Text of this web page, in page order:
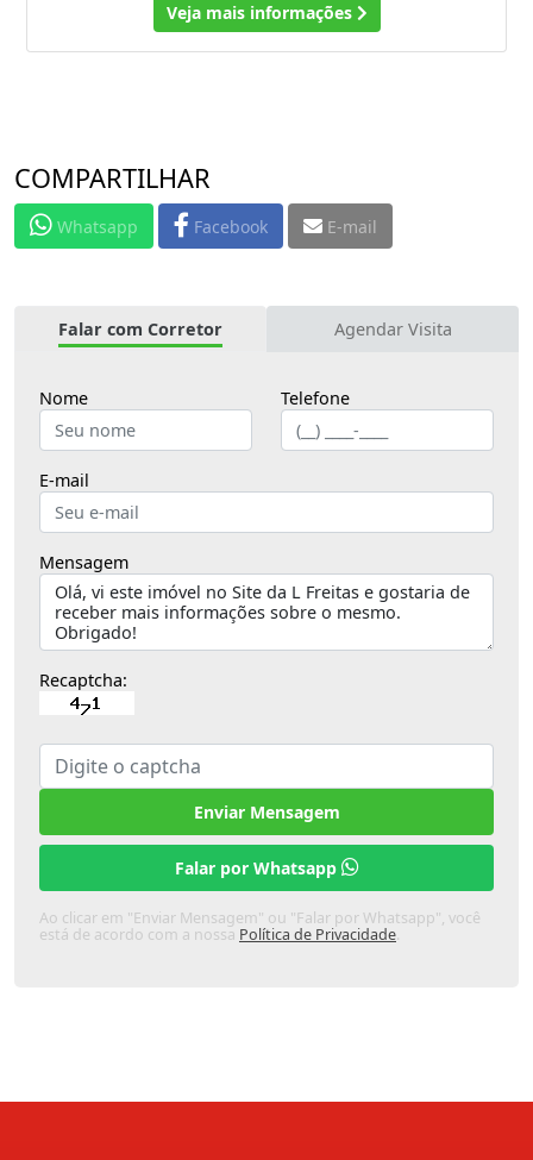
Veja mais informações
COMPARTILHAR
Whatsapp Facebook E-mail
Falar com Corretor Agendar Visita
Nome Telefone
E-mail
Mensagem
Recaptcha:
Enviar Mensagem
Falar por Whatsapp
Ao clicar em "Enviar Mensagem" ou "Falar por Whatsapp", você
está de acordo com a nossa Política de Privacidade.